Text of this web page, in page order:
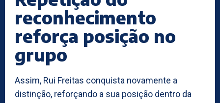
reconhecimento
reforça posição no
grupo
Assim, Rui Freitas conquista novamente a
distinção, reforçando a sua posição dentro da